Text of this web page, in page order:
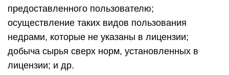
предоставленного пользователю;
осуществление таких видов пользования
недрами, которые не указаны в лицензии;
добыча сырья сверх норм, установленных в
лицензии; и др.